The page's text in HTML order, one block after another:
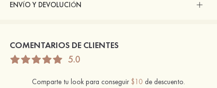
ENVÍO Y DEVOLUCIÓN
COMENTARIOS DE CLIENTES
5.0
Comparte tu look para conseguir $10 de descuento.